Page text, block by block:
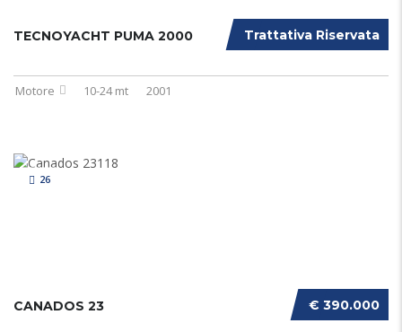
Trattativa Riservata
TECNOYACHT PUMA 2000
Motore 10-24 mt 2001
26
€ 390.000
CANADOS 23